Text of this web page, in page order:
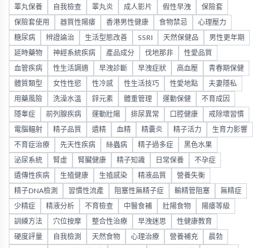
睪丸保養 自我檢查 睪丸炎 成人影片 假性早洩 保險套
保險套使用 器質性陽痿 香港男性健康 食物禁忌 心理壓力
糖尿病 辨證論治 生活型態改善 SSRI 天然保健品 男性更年期
延時藥物 神經系統疾病 產品成分 伐地那非 性愛品質
血管疾病 性生活調適 早洩診斷 早洩症狀 高血壓 青春期保健
體質類型 女性性慾 性冷感 性生活技巧 性愛地點 夫妻隱私
用藥風險 洗澡水溫 鋅元素 體重管理 運動保健 不育成因
隱睾症 前列腺疾病 運動壯陽 排尿異常 口腔健康 戒除壞習慣
電腦輻射 精子品質 遺精 血精 精囊炎 精子活力 生育力影響
不育症治療 先天性疾病 絲蟲病 精子過多症 黑色水果
泌尿系統 腎虛 腎臟健康 精子知識 日常保養 不孕症
遺傳性疾病 生殖健康 生殖感染 精液品質 營養失衡
精子DNA檢測 習慣性流產 阻塞性無精子症 輸精管阻塞 無精症
少精症 精液分析 不育檢查 中醫食補 壯陽食物 陽痿等級
訓練方法 穴位按摩 整合性治療 早洩迷思 性健康教育
硬度評量 自我檢測 天然食物 心理治療 營養補充 晨勃